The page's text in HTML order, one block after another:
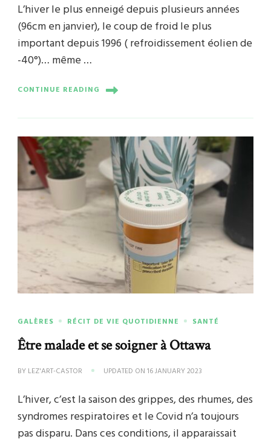
L’hiver le plus enneigé depuis plusieurs années
(96cm en janvier), le coup de froid le plus
important depuis 1996 ( refroidissement éolien de
-40°)… même …
CONTINUE READING
GALÈRES RÉCIT DE VIE QUOTIDIENNE SANTÉ
Être malade et se soigner à Ottawa
BY LEZ'ART-CASTOR UPDATED ON 16 JANUARY 2023
L’hiver, c’est la saison des grippes, des rhumes, des
syndromes respiratoires et le Covid n’a toujours
pas disparu. Dans ces conditions, il apparaissait